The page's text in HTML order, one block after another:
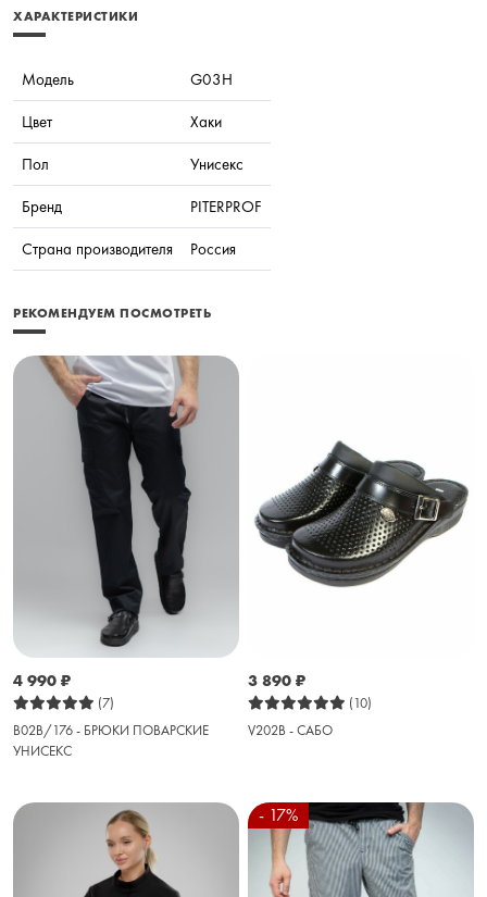
ХАРАКТЕРИСТИКИ
Модель
G03H
Цвет
Хаки
Пол
Унисекс
Бренд
PITERPROF
Страна производителя
Россия
РЕКОМЕНДУЕМ ПОСМОТРЕТЬ
4 990 ₽
(7)
B02B/176 - БРЮКИ ПОВАРСКИЕ
УНИСЕКС
3 890 ₽
(10)
V202B - САБО
- 17%